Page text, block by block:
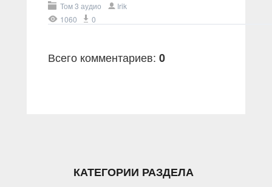
Том 3 аудио
Irik
1060
0
Всего комментариев: 0
КАТЕГОРИИ РАЗДЕЛА